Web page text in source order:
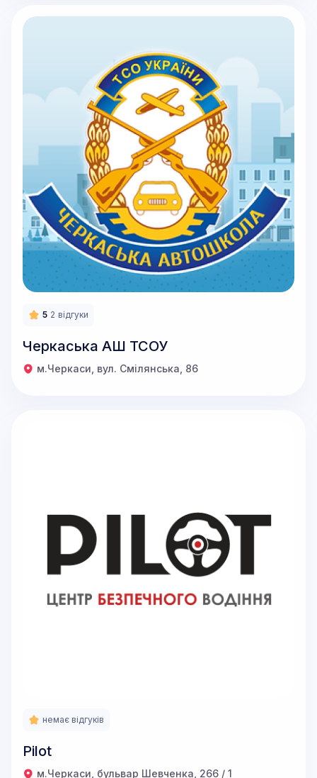
5 2 відгуки
Черкаська АШ ТСОУ
м.Черкаси, вул. Смілянська, 86
немає відгуків
Pilot
м.Черкаси, бульвар Шевченка, 266 / 1